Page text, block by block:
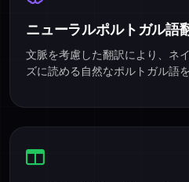
ニューラルポルトガル語
文脈を考慮した翻訳により、ネ
ズに読める自然なポルトガル語